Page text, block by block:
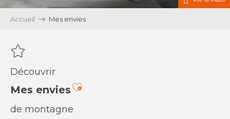
Accueil Mes envies
Découvrir
Mes enviesAjouter aux favoris
de montagne